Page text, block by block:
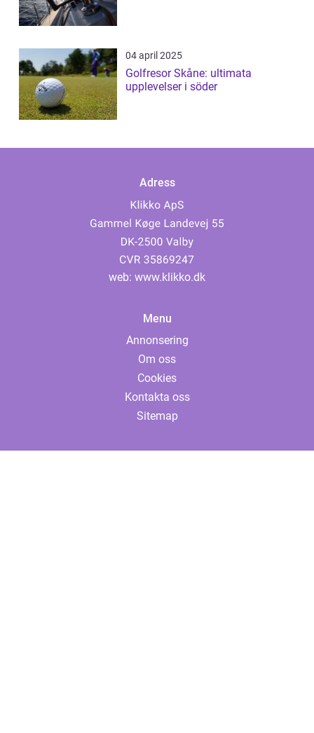
04 april 2025
Golfresor Skåne: ultimata
upplevelser i söder
Adress
web: www.klikko.dk
Menu
Annonsering
Om oss
Cookies
Kontakta oss
Sitemap